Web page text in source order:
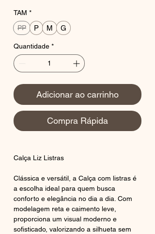
TAM *
PP
P M G
Quantidade *
Adicionar ao carrinho
Compra Rápida
Calça Liz Listras
Clássica e versátil, a Calça com listras é
a escolha ideal para quem busca
conforto e elegância no dia a dia. Com
modelagem reta e caimento leve,
proporciona um visual moderno e
sofisticado, valorizando a silhueta sem